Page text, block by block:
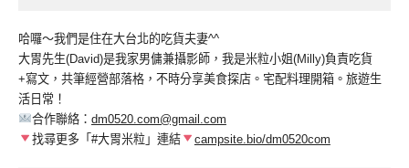
哈囉～我們是住在大台北的吃貨夫妻^^
大胃先生(David)是我家男傭兼攝影師，我是米粒小姐(Milly)負責吃貨
+寫文，共筆經營部落格，不時分享美食探店。宅配料理開箱。旅遊生
活日常！
合作聯絡： dm0520.com@gmail.com
找尋更多「#大胃米粒」連結
campsite.bio/dm0520com